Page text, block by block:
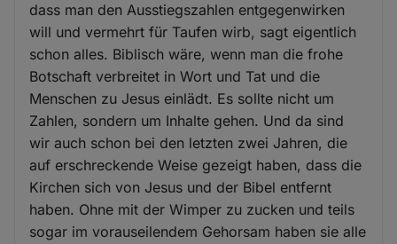
dass man den Ausstiegszahlen entgegenwirken
will und vermehrt für Taufen wirb, sagt eigentlich
schon alles. Biblisch wäre, wenn man die frohe
Botschaft verbreitet in Wort und Tat und die
Menschen zu Jesus einlädt. Es sollte nicht um
Zahlen, sondern um Inhalte gehen. Und da sind
wir auch schon bei den letzten zwei Jahren, die
auf erschreckende Weise gezeigt haben, dass die
Kirchen sich von Jesus und der Bibel entfernt
haben. Ohne mit der Wimper zu zucken und teils
sogar im vorauseilendem Gehorsam haben sie alle